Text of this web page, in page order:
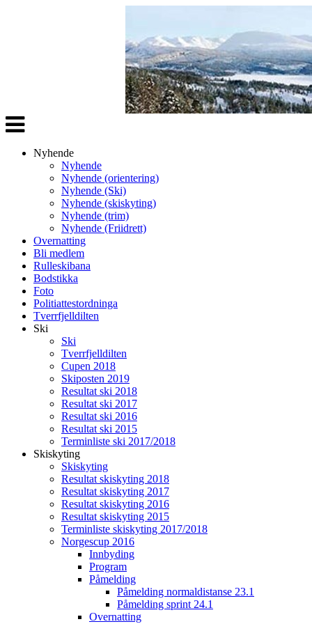
Veksle
navigasjon
Nyhende
Nyhende
Nyhende (orientering)
Nyhende (Ski)
Nyhende (skiskyting)
Nyhende (trim)
Nyhende (Friidrett)
Overnatting
Bli medlem
Rulleskibana
Bodstikka
Foto
Politiattestordninga
Tverrfjelldilten
Ski
Ski
Tverrfjelldilten
Cupen 2018
Skiposten 2019
Resultat ski 2018
Resultat ski 2017
Resultat ski 2016
Resultat ski 2015
Terminliste ski 2017/2018
Skiskyting
Skiskyting
Resultat skiskyting 2018
Resultat skiskyting 2017
Resultat skiskyting 2016
Resultat skiskyting 2015
Terminliste skiskyting 2017/2018
Norgescup 2016
Innbyding
Program
Påmelding
Påmelding normaldistanse 23.1
Påmelding sprint 24.1
Overnatting